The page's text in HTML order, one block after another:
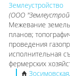
Землеустройство
(ООО
Межевание
планов;
проведения
исполнительная
фермерских